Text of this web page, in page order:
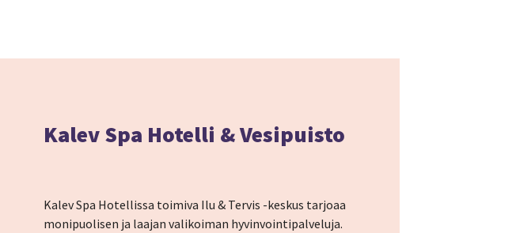
Kalev Spa Hotelli & Vesipuisto
Kalev Spa Hotellissa toimiva Ilu & Tervis -keskus tarjoaa
monipuolisen ja laajan valikoiman hyvinvointipalveluja.